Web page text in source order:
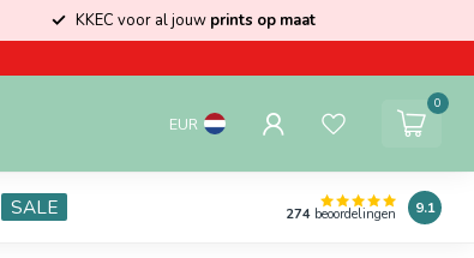
KKEC voor al jouw prints op maat
EUR
0
SALE 274 beoordelingen 9.1